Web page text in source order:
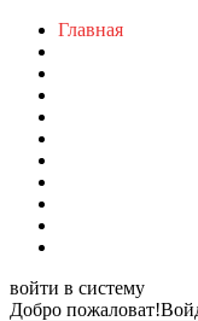
Главная
войти в систему
Добро пожаловат!